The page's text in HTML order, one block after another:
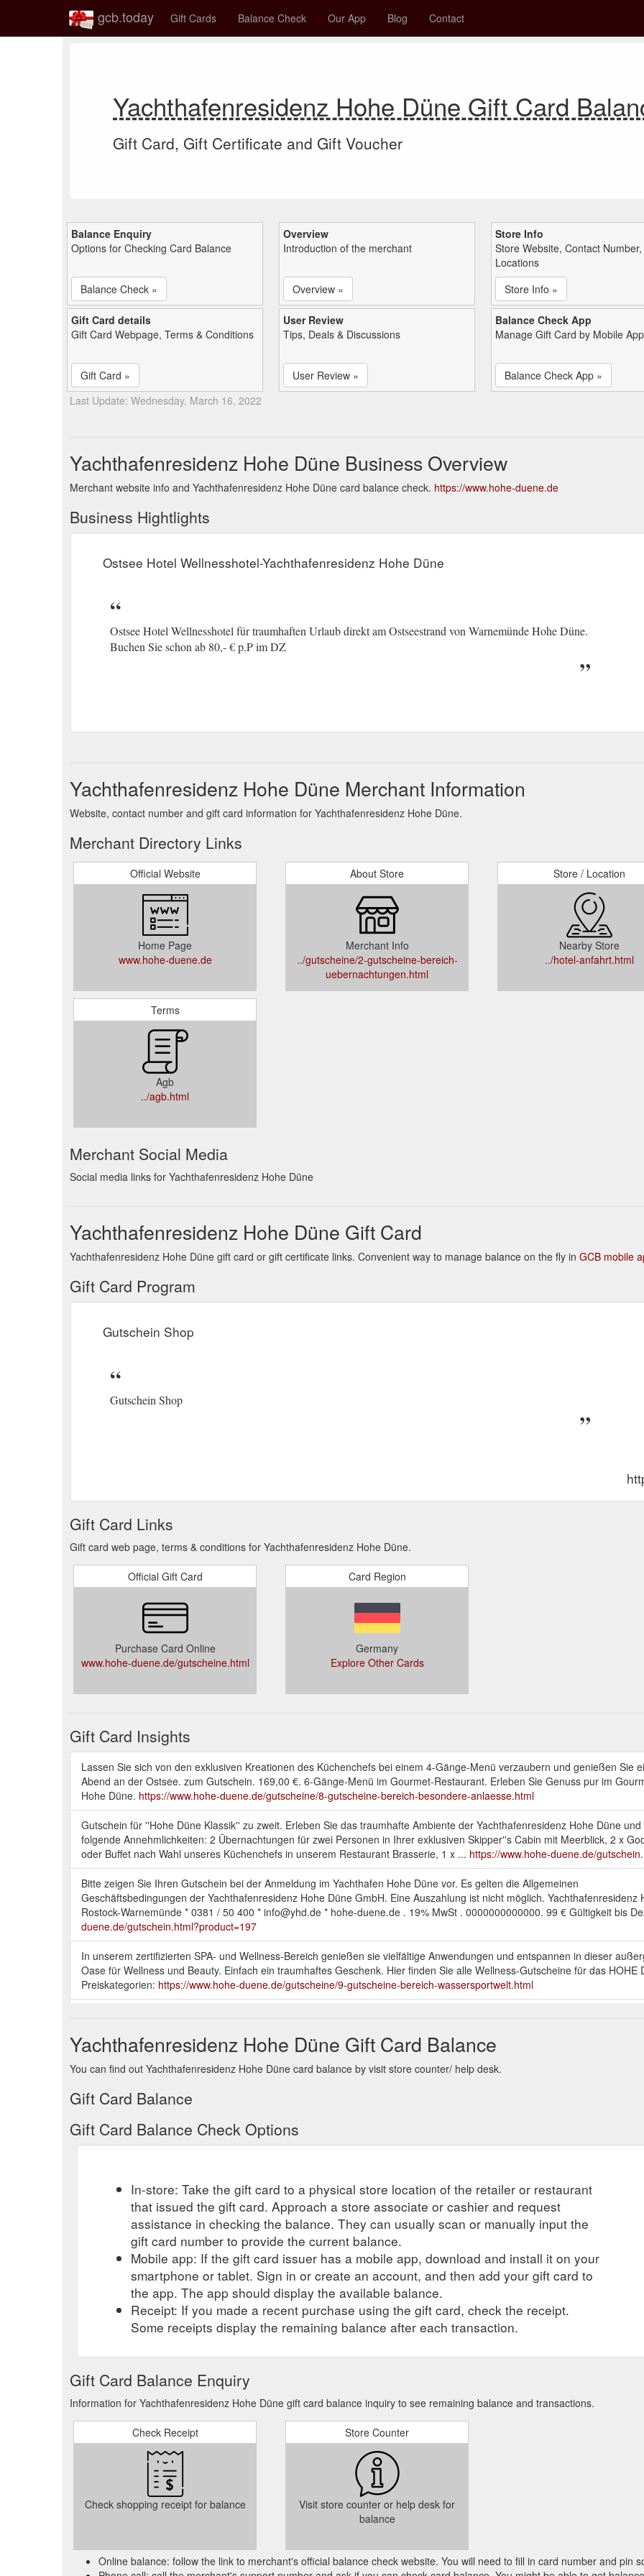
gcb.today Gift Cards Balance Check Our App Blog Contact
Yachthafenresidenz Hohe Düne Gift Card
Gift Card, Gift Certificate and Gift Voucher
Balance Enquiry
Options for Checking Card Balance
Balance Check »
Overview
Introduction of the merchant
Overview »
Store Info
Store Website, Contact Number,
Locations
Store Info »
Gift Card details
Gift Card Webpage, Terms & Conditions
Gift Card »
User Review
Tips, Deals & Discussions
User Review »
Balance Check App
Manage Gift Card by Mobile App
Balance Check App »
Last Update: Wednesday, March 16, 2022
Yachthafenresidenz Hohe Düne Business Overview
Merchant website info and Yachthafenresidenz Hohe Düne card balance check. https://www.hohe-duene.de
Business Hightlights
Ostsee Hotel Wellnesshotel-Yachthafenresidenz Hohe Düne
Ostsee Hotel Wellnesshotel für traumhaften Urlaub direkt am Ostseestrand von Warnemünde Hohe Düne.
Buchen Sie schon ab 80,- € p.P im DZ
Yachthafenresidenz Hohe Düne Merchant Information
Website, contact number and gift card information for Yachthafenresidenz Hohe Düne.
Merchant Directory Links
Official Website
Home Page
www.hohe-duene.de
About Store
Merchant Info
../gutscheine/2-gutscheine-bereich-
uebernachtungen.html
Store / Location
Nearby Store
../hotel-anfahrt.html
Terms
Agb
../agb.html
Merchant Social Media
Social media links for Yachthafenresidenz Hohe Düne
Yachthafenresidenz Hohe Düne Gift Card
Yachthafenresidenz Hohe Düne gift card or gift certificate links. Convenient way to manage balance on the fly in GCB mobile
Gift Card Program
Gutschein Shop
Gutschein Shop
Gift Card Links
Gift card web page, terms & conditions for Yachthafenresidenz Hohe Düne.
Official Gift Card
Purchase Card Online
www.hohe-duene.de/gutscheine.html
Card Region
Germany
Explore Other Cards
Gift Card Insights
Lassen Sie sich von den exklusiven Kreationen des Küchenchefs bei einem 4-Gänge-Menü verzaubern und genießen Sie
Abend an der Ostsee. zum Gutschein. 169,00 €. 6-Gänge-Menü im Gourmet-Restaurant. Erleben Sie Genuss pur im
Hohe Düne. https://www.hohe-duene.de/gutscheine/8-gutscheine-bereich-besondere-anlaesse.html
Gutschein für ''Hohe Düne Klassik'' zu zweit. Erleben Sie das traumhafte Ambiente der Yachthafenresidenz Hohe Düne
folgende Annehmlichkeiten: 2 Übernachtungen für zwei Personen in Ihrer exklusiven Skipper''s Cabin mit Meerblick, 2 x
oder Buffet nach Wahl unseres Küchenchefs in unserem Restaurant Brasserie, 1 x ... https://www.hohe-duene.de/
Bitte zeigen Sie Ihren Gutschein bei der Anmeldung im Yachthafen Hohe Düne vor. Es gelten die Allgemeinen
Geschäftsbedingungen der Yachthafenresidenz Hohe Düne GmbH. Eine Auszahlung ist nicht möglich.
Rostock-Warnemünde * 0381 / 50 400 * info@yhd.de * hohe-duene.de . 19% MwSt . 0000000000000. 99 € Gültigkeit bis
duene.de/gutschein.html?product=197
In unserem zertifizierten SPA- und Wellness-Bereich genießen sie vielfältige Anwendungen und entspannen in dieser
Oase für Wellness und Beauty. Einfach ein traumhaftes Geschenk. Hier finden Sie alle Wellness-Gutscheine für das
Preiskategorien: https://www.hohe-duene.de/gutscheine/9-gutscheine-bereich-wassersportwelt.html
unvergesslichen Abend an der Ostsee. zum Gutschein.https://www.hohe-duene.de/gutscheine/7-gutscheine-bereich-
Bitte zeigen Sie Ihren Gutschein bei der Anmeldung im Yachthafen Hohe Düne vor. Es gelten die Allgemeinen
hohe-duene.de . 19% MwSt . 0000000000000. 120 € Gültigkeit bis Dezember ...
Bitte zeigen Sie Ihren Gutschein bei der Anmeldung an der Hohe Düne SPA Rezeption vor. Es gelten die Allgemeinen
Yachthafenresidenz Hohe Düne GmbH. Eine Auszahlung ist nicht möglich. Yachthafenresidenz Hohe Düne GmbH * Am
Bitte zeigen Sie Ihren Gutschein bei der Anmeldung an der Hohe Düne SPA Rezeption vor. Es gelten die Allgemeinen
Geschäftsbedingungen der Yachthafenresidenz Hohe Düne GmbH. Yachthafenresidenz Hohe Düne GmbH * Am
info@yhd.de * hohe-duene.de . 19% MwSt . 0000000000000 . 99 € Gültigkeit bis Dezember 2024 . Für Reservierungen
product=185
Bitte zeigen Sie Ihren Gutschein bei der Anmeldung an der Hohe Düne SPA Rezeption vor. Es gelten die Allgemeinen
Yachthafenresidenz Hohe Düne GmbH. Eine Auszahlung ist nicht möglich. Yachthafenresidenz Hohe Düne GmbH * Am
400 * info@yhd.de * hohe-duene.de . 19% MwSt . 0000000000000. 279 € Gültigkeit bis ...
Indem Sie auf „Alle akzeptieren” klicken, stimmen Sie der Verwendung von analytischen Cookies (die dafür benutzt
Erkenntnisse über die Webseitennutzung zu erhalten und damit unsere Webseite und die Services zu verbessern) und
Yachthafenresidenz Hohe Düne Gift Card Balance
You can find out Yachthafenresidenz Hohe Düne card balance by visit store counter/ help desk.
Gift Card Balance
Gift Card Balance Check Options
In-store: Take the gift card to a physical store location of the retailer or restaurant
that issued the gift card. Approach a store associate or cashier and request
assistance in checking the balance. They can usually scan or manually input the
gift card number to provide the current balance.
Mobile app: If the gift card issuer has a mobile app, download and install it on your
smartphone or tablet. Sign in or create an account, and then add your gift card to
the app. The app should display the available balance.
Receipt: If you made a recent purchase using the gift card, check the receipt.
Some receipts display the remaining balance after each transaction.
Gift Card Balance Enquiry
Information for Yachthafenresidenz Hohe Düne gift card balance inquiry to see remaining balance and transactions.
Check Receipt
Check shopping receipt for balance
Store Counter
Visit store counter or help desk for
balance
Online balance: follow the link to merchant's official balance check website. You will need to fill in card number and pin